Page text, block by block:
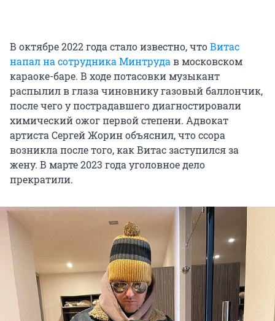
В октябре 2022 года стало известно, чтоВитас
напал на сотрудника Минтруда в московском
караоке-баре. В ходе потасовки музыкант
распылил в глаза чиновнику газовый баллончик,
после чего у пострадавшего диагностировали
химический ожог первой степени. Адвокат
артиста Сергей Жорин объяснил, что ссора
возникла после того, как Витас заступился за
жену. В марте 2023 года уголовное дело
прекратили.